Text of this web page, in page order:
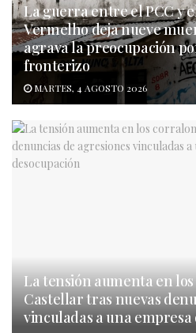
La guerra entre el PCC y
Vermelho deja nueve
agrava la preocupación
fronterizo
MARTES, 4 AGOSTO 2026
La tensión aumenta en
Castellar tras nuevas
vinculadas a una empresa